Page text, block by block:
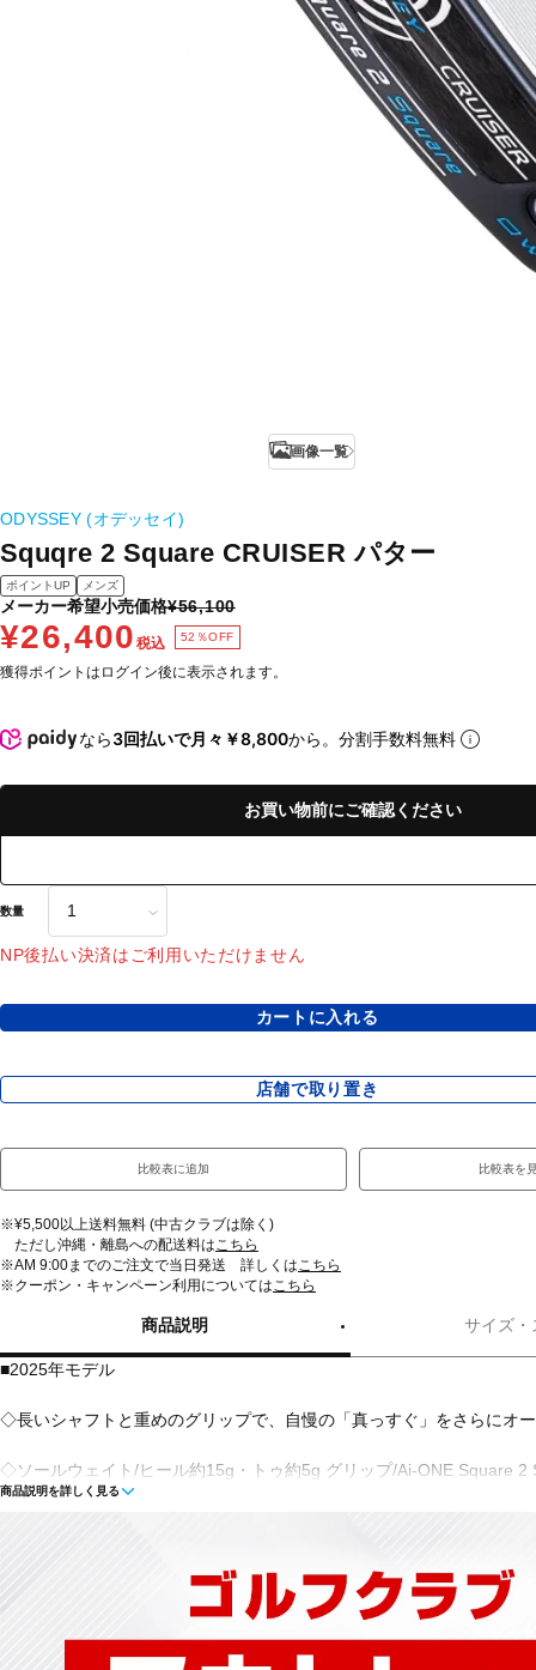
画像一覧
ODYSSEY (オデッセイ)
Squqre 2 Square CRUISER パター
ポイントUP メンズ
メーカー希望小売価格¥56,100
¥26,400 税込 52％OFF
獲得ポイントはログイン後に表示されます。
なら3回払いで月々￥8,800から。分割手数料無料
お買い物前にご確認ください
数量
NP後払い決済はご利用いただけません
カートに入れる
店舗で取り置き
比較表に追加 比較表を
※¥5,500以上送料無料 (中古クラブは除く)
ただし沖縄・離島への配送料はこちら
※AM 9:00までのご注文で当日発送 詳しくはこちら
※クーポン・キャンペーン利用についてはこちら
商品説明 サイズ・
■2025年モデル
◇長いシャフトと重めのグリップで、自慢の「真っすぐ」をさらにオ
◇ソールウェイト/ヒール約15g・トゥ約5g グリップ/Ai-ONE Square 2
グリップ(約83g)
■ヘッド素材・製法(フェース)：Ai-ONE・インサート
■ヘッド素材・製法：ステンレススチール / アルミニウムソールプレー
商品説明を詳しく見る